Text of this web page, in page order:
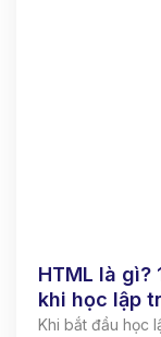
HTML là gì?
khi học lập
Khi bắt đầu học